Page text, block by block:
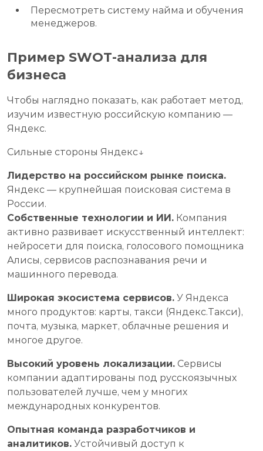
Пересмотреть систему найма и обучения
менеджеров.
Пример SWOT-анализа для
бизнеса
Чтобы наглядно показать, как работает метод,
изучим известную российскую компанию —
Яндекс.
Сильные стороны Яндекс↓
Лидерство на российском рынке поиска.
Яндекс — крупнейшая поисковая система в
России.
Собственные технологии и ИИ. Компания
активно развивает искусственный интеллект:
нейросети для поиска, голосового помощника
Алисы, сервисов распознавания речи и
машинного перевода.
Широкая экосистема сервисов. У Яндекса
много продуктов: карты, такси (Яндекс.Такси),
почта, музыка, маркет, облачные решения и
многое другое.
Высокий уровень локализации. Сервисы
компании адаптированы под русскоязычных
пользователей лучше, чем у многих
международных конкурентов.
Опытная команда разработчиков и
аналитиков. Устойчивый доступ к